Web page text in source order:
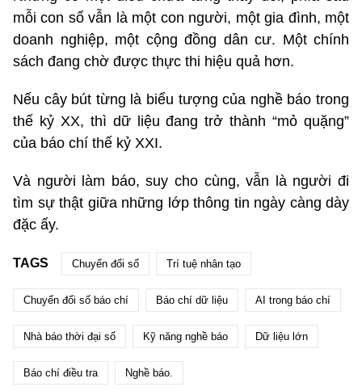
mỗi con số vẫn là một con người, một gia đình, một
doanh nghiệp, một cộng đồng dân cư. Một chính
sách đang chờ được thực thi hiệu quả hơn.
Nếu cây bút từng là biểu tượng của nghề báo trong
thế kỷ XX, thì dữ liệu đang trở thành “mỏ quặng”
của báo chí thế kỷ XXI.
Và người làm báo, suy cho cùng, vẫn là người đi
tìm sự thật giữa những lớp thông tin ngày càng dày
đặc ấy.
TAGS Chuyển đổi số Trí tuệ nhân tạo
Chuyển đổi số báo chí Báo chí dữ liệu AI trong báo chí
Nhà báo thời đại số Kỹ năng nghề báo Dữ liệu lớn
Báo chí điều tra Nghề báo.